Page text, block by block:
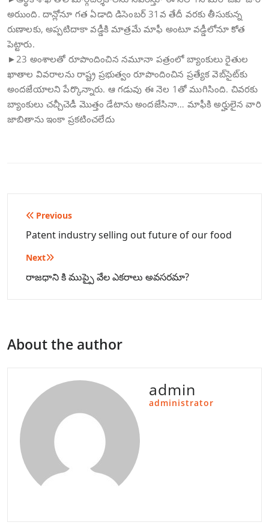
అరుుంది. దాన్లోనూ గత ఏడాది డిసెంబర్ 31వ తేదీ వరకు తీసుకున్న
రుణాలకు, అప్పటిదాకా వడ్డీకి మాత్రమే మాఫీ అంటూ వడ్డీలోనూ కోత
పెట్టారు.
►23 అంశాలతో రూపొందించిన నమూనా పత్రంలో బ్యాంకులు రైతుల
ఖాతాల వివరాలను రాష్ట్ర ప్రభుత్వం రూపొందించిన ప్రత్యేక వెబ్‌సైట్‌కు
అందజేయాలని పేర్కొన్నారు. ఆ గడువు ఈ నెల 1తో ముగిసింది. చివరకు
బ్యాంకులు చచ్చీచెడీ మొత్తం డేటాను అందజేసినా… మాఫీకి అర్హులైన వారి
జాబితాను ఇంకా ప్రకటించలేదు
Post
navigation
Previous
Patent industry selling out future of our food
Next
రాజధాని కి ముప్పై వేల ఎకరాలు అవసరమా?
About the author
admin
administrator